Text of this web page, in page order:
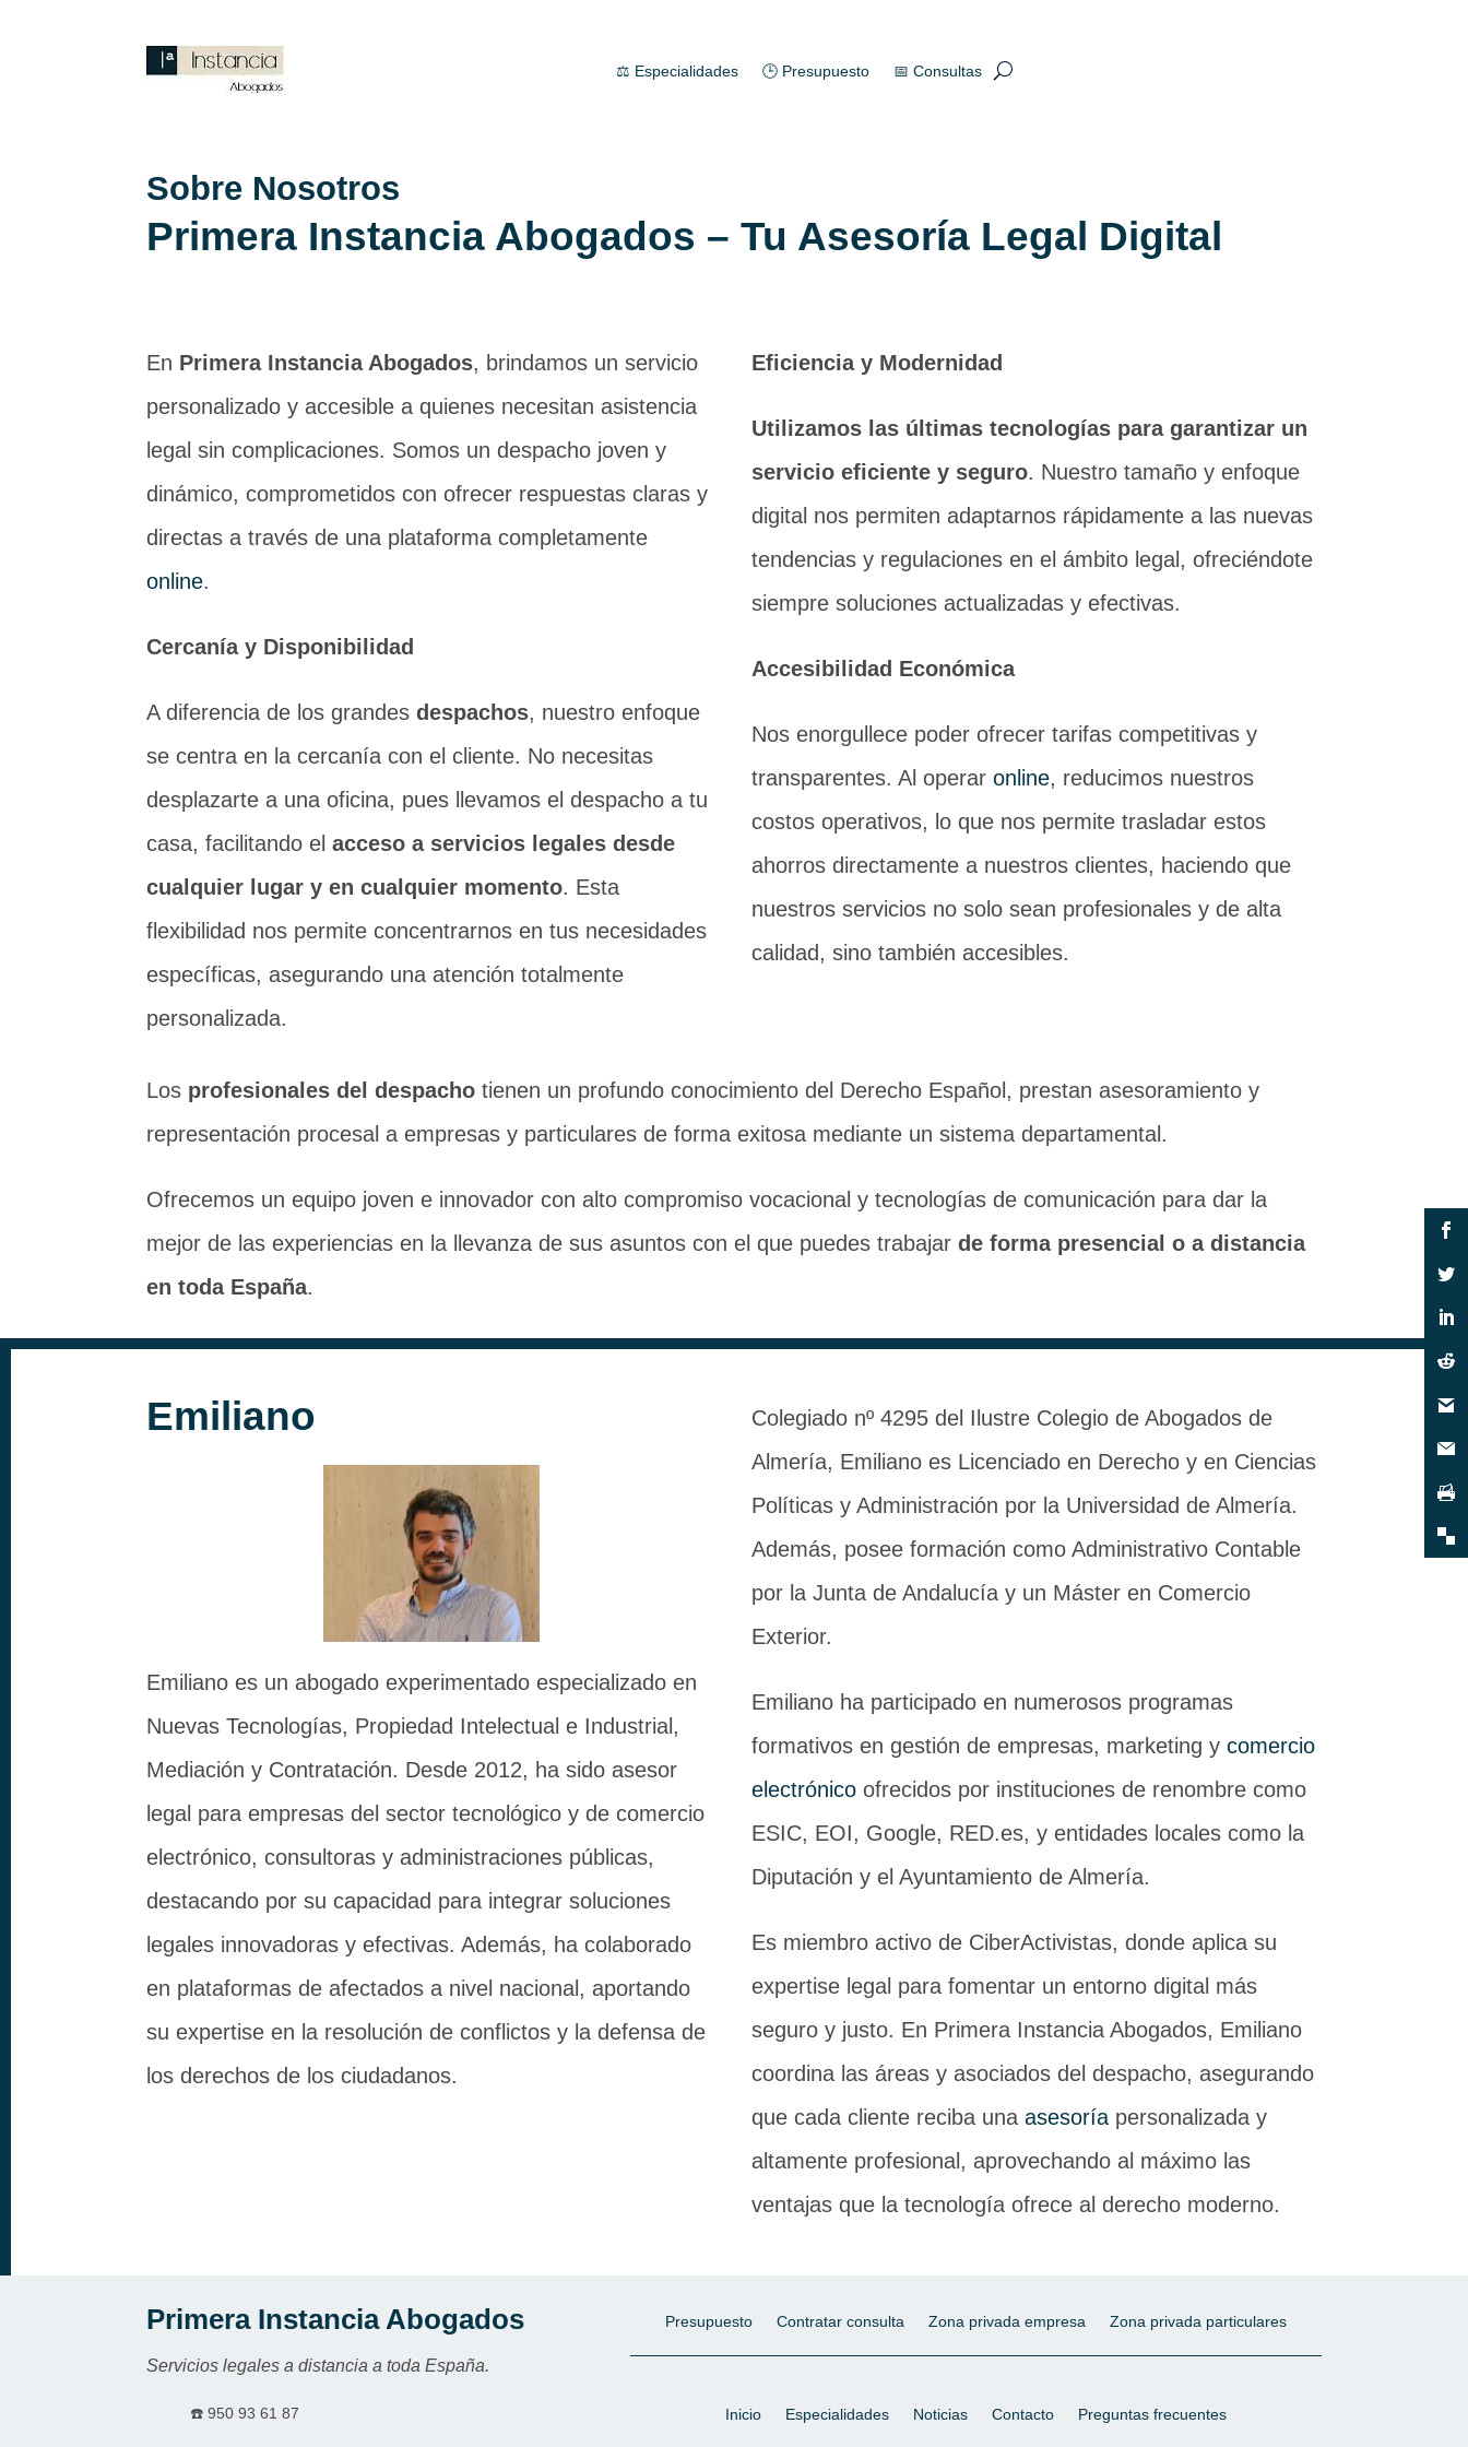
⚖️ Especialidades 🕒 Presupuesto 📅 Consultas
Sobre Nosotros
Primera Instancia Abogados – Tu Asesoría Legal Digital
En Primera Instancia Abogados, brindamos un servicio
personalizado y accesible a quienes necesitan asistencia
legal sin complicaciones. Somos un despacho joven y
dinámico, comprometidos con ofrecer respuestas claras y
directas a través de una plataforma completamente
online.
Cercanía y Disponibilidad
A diferencia de los grandesdespachos, nuestro enfoque
se centra en la cercanía con el cliente. No necesitas
desplazarte a una oficina, pues llevamos el despacho a tu
casa, facilitando elacceso a servicios legales desde
cualquier lugar y en cualquier momento. Esta
flexibilidad nos permite concentrarnos en tus necesidades
específicas, asegurando una atención totalmente
personalizada.
Eficiencia y Modernidad
Utilizamos las últimas tecnologías para garantizar un
servicio eficiente y seguro. Nuestro tamaño y enfoque
digital nos permiten adaptarnos rápidamente a las nuevas
tendencias y regulaciones en el ámbito legal, ofreciéndote
siempre soluciones actualizadas y efectivas.
Accesibilidad Económica
Nos enorgullece poder ofrecer tarifas competitivas y
transparentes. Al operaronline, reducimos nuestros
costos operativos, lo que nos permite trasladar estos
ahorros directamente a nuestros clientes, haciendo que
nuestros servicios no solo sean profesionales y de alta
calidad, sino también accesibles.
Los profesionales del despacho tienen un profundo conocimiento del Derecho Español, prestan asesoramiento y
representación procesal a empresas y particulares de forma exitosa mediante un sistema departamental.
Ofrecemos un equipo joven e innovador con alto compromiso vocacional y tecnologías de comunicación para dar la
mejor de las experiencias en la llevanza de sus asuntos con el que puedes trabajarde forma presencial o a distancia
en toda España.
Emiliano
Emiliano es un abogado experimentado especializado en
Nuevas Tecnologías, Propiedad Intelectual e Industrial,
Mediación y Contratación. Desde 2012, ha sido asesor
legal para empresas del sector tecnológico y de comercio
electrónico, consultoras y administraciones públicas,
destacando por su capacidad para integrar soluciones
legales innovadoras y efectivas. Además, ha colaborado
en plataformas de afectados a nivel nacional, aportando
su expertise en la resolución de conflictos y la defensa de
los derechos de los ciudadanos.
Colegiado nº 4295 del Ilustre Colegio de Abogados de
Almería, Emiliano es Licenciado en Derecho y en Ciencias
Políticas y Administración por la Universidad de Almería.
Además, posee formación como Administrativo Contable
por la Junta de Andalucía y un Máster en Comercio
Exterior.
Emiliano ha participado en numerosos programas
formativos en gestión de empresas, marketing ycomercio
electrónico ofrecidos por instituciones de renombre como
ESIC, EOI, Google, RED.es, y entidades locales como la
Diputación y el Ayuntamiento de Almería.
Es miembro activo de CiberActivistas, donde aplica su
expertise legal para fomentar un entorno digital más
seguro y justo. En Primera Instancia Abogados, Emiliano
coordina las áreas y asociados del despacho, asegurando
que cada cliente reciba unaasesoría personalizada y
altamente profesional, aprovechando al máximo las
ventajas que la tecnología ofrece al derecho moderno.
Primera Instancia Abogados
Servicios legales a distancia a toda España.
☎️950 93 61 87
Presupuesto Contratar consulta Zona privada empresa Zona privada particulares
Inicio Especialidades Noticias Contacto Preguntas frecuentes